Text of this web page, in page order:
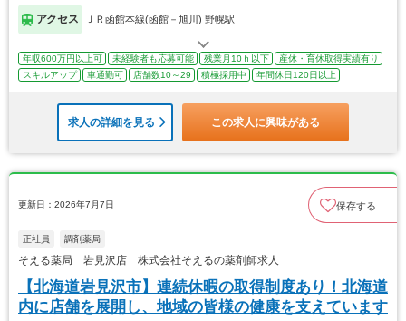
アクセス ＪＲ函館本線(函館－旭川) 野幌駅
年収600万円以上可 未経験者も応募可能 残業月10ｈ以下
産休・育休取得実績有り
スキルアップ
車通勤可 店舗数10～29 積極採用中 年間休日120日以上
求人の詳細を見る この求人に興味がある
更新日：2026年7月7日 保存する
正社員 調剤薬局
そえる薬局 岩見沢店 株式会社そえるの薬剤師求人
【北海道岩見沢市】連続休暇の取得制度あり！北海道
内に店舗を展開し、地域の皆様の健康を支えています